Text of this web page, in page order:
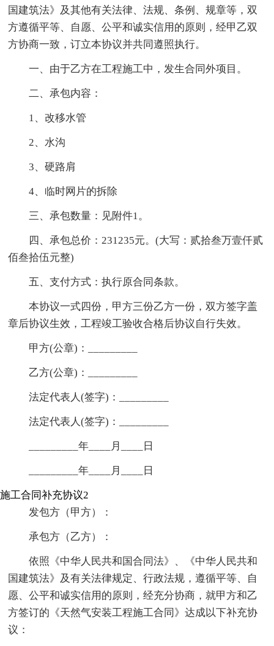
国建筑法》及其他有关法律、法规、条例、规章等，双
方遵循平等、自愿、公平和诚实信用的原则，经甲乙双
方协商一致，订立本协议并共同遵照执行。
一、由于乙方在工程施工中，发生合同外项目。
二、承包内容：
1、改移水管
2、水沟
3、硬路肩
4、临时网片的拆除
三、承包数量：见附件1。
四、承包总价：231235元。(大写：贰拾叁万壹仟贰
佰叁拾伍元整)
五、支付方式：执行原合同条款。
本协议一式四份，甲方三份乙方一份，双方签字盖
章后协议生效，工程竣工验收合格后协议自行失效。
甲方(公章)：_________
乙方(公章)：_________
法定代表人(签字)：_________
法定代表人(签字)：_________
_________年____月____日
_________年____月____日
施工合同补充协议2
发包方（甲方）：
承包方（乙方）：
依照《中华人民共和国合同法》、《中华人民共和
国建筑法》及有关法律规定、行政法规，遵循平等、自
愿、公平和诚实信用的原则，经充分协商，就甲方和乙
方签订的《天然气安装工程施工合同》达成以下补充协
议：